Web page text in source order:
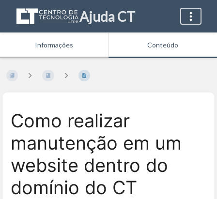
Ajuda CT
Informações Conteúdo
Como realizar
manutenção em um
website dentro do
domínio do CT